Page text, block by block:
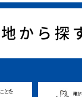
から探